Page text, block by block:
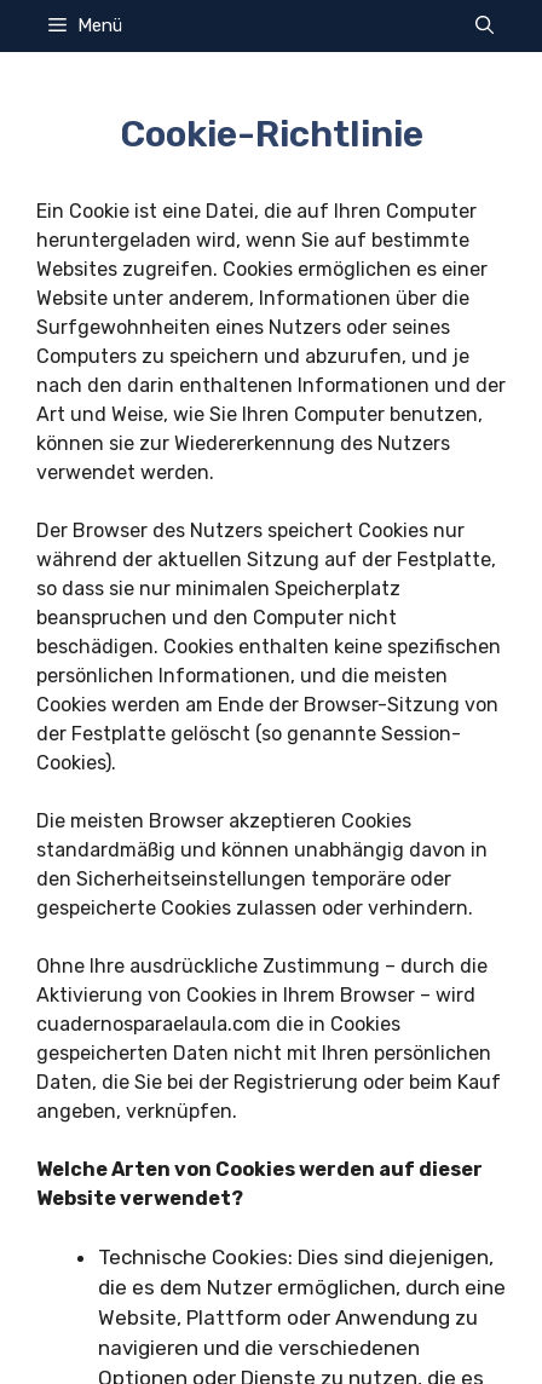
Menü
Cookie-Richtlinie
Ein Cookie ist eine Datei, die auf Ihren Computer
heruntergeladen wird, wenn Sie auf bestimmte
Websites zugreifen. Cookies ermöglichen es einer
Website unter anderem, Informationen über die
Surfgewohnheiten eines Nutzers oder seines
Computers zu speichern und abzurufen, und je
nach den darin enthaltenen Informationen und der
Art und Weise, wie Sie Ihren Computer benutzen,
können sie zur Wiedererkennung des Nutzers
verwendet werden.
Der Browser des Nutzers speichert Cookies nur
während der aktuellen Sitzung auf der Festplatte,
so dass sie nur minimalen Speicherplatz
beanspruchen und den Computer nicht
beschädigen. Cookies enthalten keine spezifischen
persönlichen Informationen, und die meisten
Cookies werden am Ende der Browser-Sitzung von
der Festplatte gelöscht (so genannte Session-
Cookies).
Die meisten Browser akzeptieren Cookies
standardmäßig und können unabhängig davon in
den Sicherheitseinstellungen temporäre oder
gespeicherte Cookies zulassen oder verhindern.
Ohne Ihre ausdrückliche Zustimmung – durch die
Aktivierung von Cookies in Ihrem Browser – wird
cuadernosparaelaula.com die in Cookies
gespeicherten Daten nicht mit Ihren persönlichen
Daten, die Sie bei der Registrierung oder beim Kauf
angeben, verknüpfen.
Welche Arten von Cookies werden auf dieser
Website verwendet?
Technische Cookies: Dies sind diejenigen,
die es dem Nutzer ermöglichen, durch eine
Website, Plattform oder Anwendung zu
navigieren und die verschiedenen
Optionen oder Dienste zu nutzen, die es